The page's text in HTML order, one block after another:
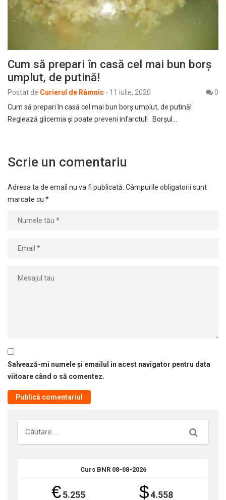
Cum să prepari în casă cel mai bun borş
umplut, de putină!
Postat de Curierul de Râmnic - 11 iulie, 2020
0
Cum să prepari în casă cel mai bun borş umplut, de putină!
Reglează glicemia și poate preveni infarctul! Borșul…
Scrie un comentariu
Adresa ta de email nu va fi publicată. Câmpurile obligatorii sunt
marcate cu *
Salvează-mi numele și emailul în acest navigator pentru data
viitoare când o să comentez.
Căutare
Curs BNR 08-08-2026
€5.255 $4.558